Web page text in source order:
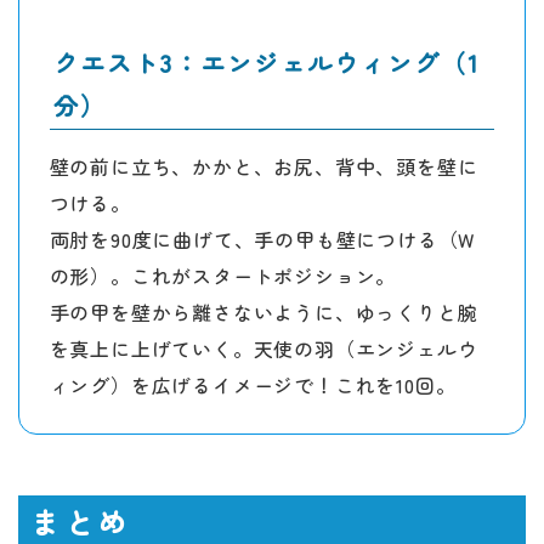
クエスト3：エンジェルウィング（1
分）
壁の前に立ち、かかと、お尻、背中、頭を壁に
つける。
両肘を90度に曲げて、手の甲も壁につける（W
の形）。これがスタートポジション。
手の甲を壁から離さないように、ゆっくりと腕
を真上に上げていく。天使の羽（エンジェルウ
ィング）を広げるイメージで！これを10回。
まとめ